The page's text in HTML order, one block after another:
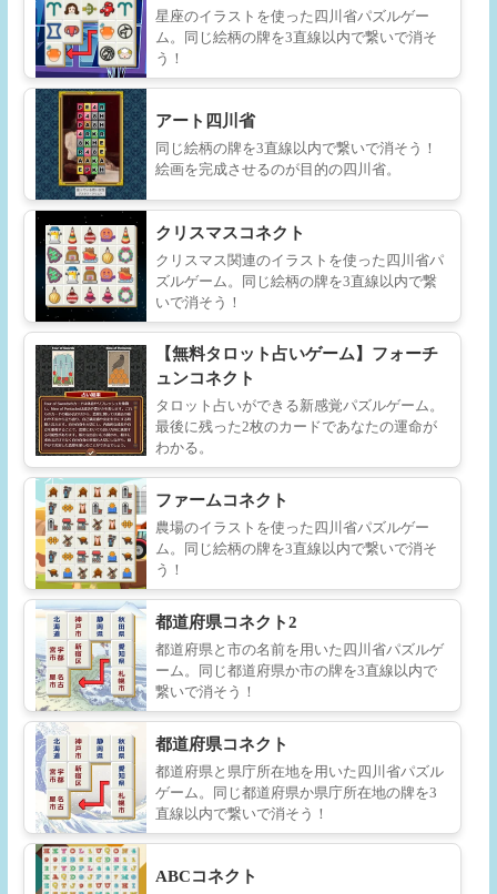
星座のイラストを使った四川省パズルゲー
ム。同じ絵柄の牌を3直線以内で繋いで消そ
う！
アート四川省
同じ絵柄の牌を3直線以内で繋いで消そう！
絵画を完成させるのが目的の四川省。
クリスマスコネクト
クリスマス関連のイラストを使った四川省パ
ズルゲーム。同じ絵柄の牌を3直線以内で繋
いで消そう！
【無料タロット占いゲーム】フォーチ
ュンコネクト
タロット占いができる新感覚パズルゲーム。
最後に残った2枚のカードであなたの運命が
わかる。
ファームコネクト
農場のイラストを使った四川省パズルゲー
ム。同じ絵柄の牌を3直線以内で繋いで消そ
う！
都道府県コネクト2
都道府県と市の名前を用いた四川省パズルゲ
ーム。同じ都道府県か市の牌を3直線以内で
繋いで消そう！
都道府県コネクト
都道府県と県庁所在地を用いた四川省パズル
ゲーム。同じ都道府県か県庁所在地の牌を3
直線以内で繋いで消そう！
ABCコネクト